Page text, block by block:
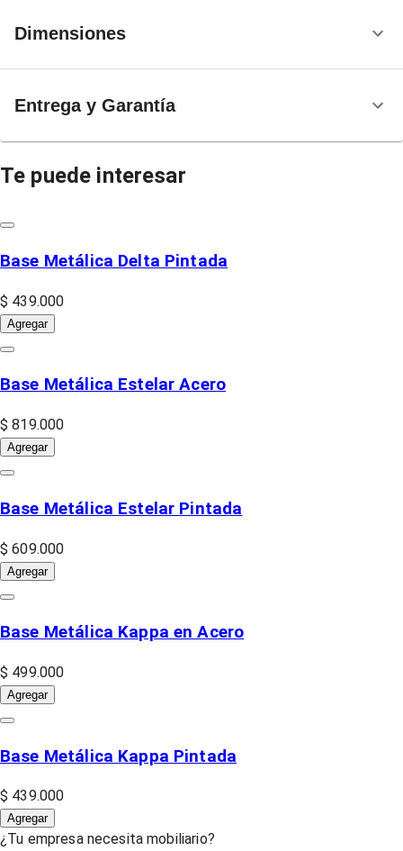
Dimensiones
Entrega y Garantía
Te puede interesar
Base Metálica Delta Pintada
$ 439.000
Agregar
Base Metálica Estelar Acero
$ 819.000
Agregar
Base Metálica Estelar Pintada
$ 609.000
Agregar
Base Metálica Kappa en Acero
$ 499.000
Agregar
Base Metálica Kappa Pintada
$ 439.000
Agregar
¿Tu empresa necesita mobiliario?